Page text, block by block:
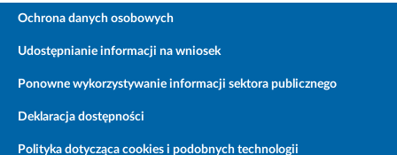
Ochrona danych osobowych
Udostępnianie informacji na wniosek
Ponowne wykorzystywanie informacji sektora publicznego
Deklaracja dostępności
Polityka dotycząca cookies i podobnych technologii